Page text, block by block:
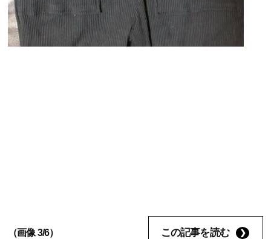
（画像 3/6） この記事を読む